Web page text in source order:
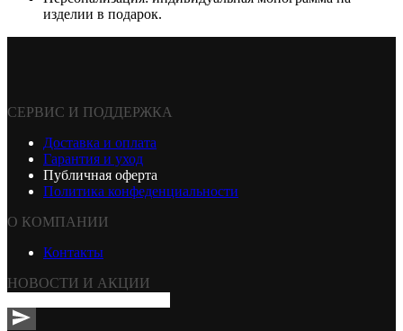
изделии в подарок.
СЕРВИС И ПОДДЕРЖКА
Доставка и оплата
Гарантия и уход
Публичная оферта
Политика конфеденциальности
О КОМПАНИИ
Контакты
НОВОСТИ И АКЦИИ